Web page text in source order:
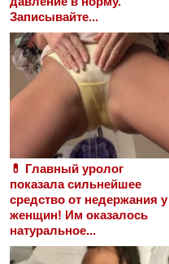
Записывайте...
💊 Главный уролог
показала сильнейшее
средство от недержания у
женщин! Им оказалось
натуральное...